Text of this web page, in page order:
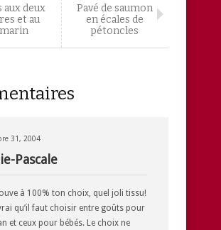
aux deux
et au
Pavé de saumon
en écales de
pétoncles
31, 2004
Pascale
à 100% ton choix, quel joli tissu!
vrai qu’il faut choisir entre goûts pour
et ceux pour bébés. Le choix ne